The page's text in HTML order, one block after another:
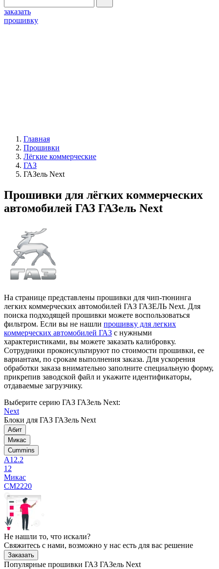
заказать
прошивку
Главная
Прошивки
Лёгкие коммерческие
ГАЗ
ГАЗель Next
Прошивки для лёгких коммерческих
автомобилей ГАЗ ГАЗель Next
На странице представлены прошивки для чип-тюнинга
легких коммерческих автомобилей ГАЗ ГАЗЕЛЬ Next. Для
поиска подходящей прошивки можете воспользоваться
фильтром. Если вы не нашли прошивку для легких
коммерческих автомобилей ГАЗ с нужными
характеристиками, вы можете заказать калибровку.
Сотрудники проконсультируют по стоимости прошивки, ее
вариантам, по срокам выполнения заказа. Для ускорения
обработки заказа внимательно заполните специальную форму,
прикрепив заводской файл и укажите идентификаторы,
отдаваемые загрузчику.
Выберите серию ГАЗ ГАЗель Next:
Next
Блоки для ГАЗ ГАЗель Next
Абит
Микас
Cummins
А12.2
12
Микас
CM2220
Не нашли то, что искали?
Свяжитесь с нами, возможно у нас есть для вас решение
Заказать
Популярные прошивки ГАЗ ГАЗель Next